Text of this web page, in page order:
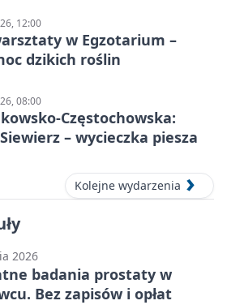
12:00
w Egzotarium –
dzikich roślin
08:00
Częstochowska:
– wycieczka piesza
Kolejne wydarzenia
2026
badania prostaty w
Bez zapisów i opłat